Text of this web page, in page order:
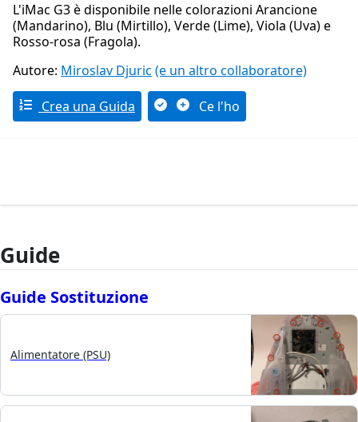
L'iMac G3 è disponibile nelle colorazioni Arancione
(Mandarino), Blu (Mirtillo), Verde (Lime), Viola (Uva) e
Rosso-rosa (Fragola).
Autore: Miroslav Djuric (e un altro collaboratore)
Crea una Guida Ce l'ho
Guide
Guide Sostituzione
Alimentatore (PSU)